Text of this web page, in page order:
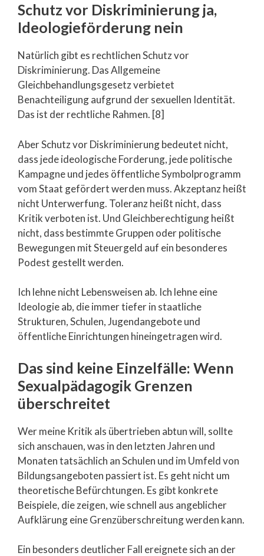
Schutz vor Diskriminierung ja,
Ideologieförderung nein
Natürlich gibt es rechtlichen Schutz vor
Diskriminierung. Das Allgemeine
Gleichbehandlungsgesetz verbietet
Benachteiligung aufgrund der sexuellen Identität.
Das ist der rechtliche Rahmen. [8]
Aber Schutz vor Diskriminierung bedeutet nicht,
dass jede ideologische Forderung, jede politische
Kampagne und jedes öffentliche Symbolprogramm
vom Staat gefördert werden muss. Akzeptanz heißt
nicht Unterwerfung. Toleranz heißt nicht, dass
Kritik verboten ist. Und Gleichberechtigung heißt
nicht, dass bestimmte Gruppen oder politische
Bewegungen mit Steuergeld auf ein besonderes
Podest gestellt werden.
Ich lehne nicht Lebensweisen ab. Ich lehne eine
Ideologie ab, die immer tiefer in staatliche
Strukturen, Schulen, Jugendangebote und
öffentliche Einrichtungen hineingetragen wird.
Das sind keine Einzelfälle: Wenn
Sexualpädagogik Grenzen
überschreitet
Wer meine Kritik als übertrieben abtun will, sollte
sich anschauen, was in den letzten Jahren und
Monaten tatsächlich an Schulen und im Umfeld von
Bildungsangeboten passiert ist. Es geht nicht um
theoretische Befürchtungen. Es gibt konkrete
Beispiele, die zeigen, wie schnell aus angeblicher
Aufklärung eine Grenzüberschreitung werden kann.
Ein besonders deutlicher Fall ereignete sich an der